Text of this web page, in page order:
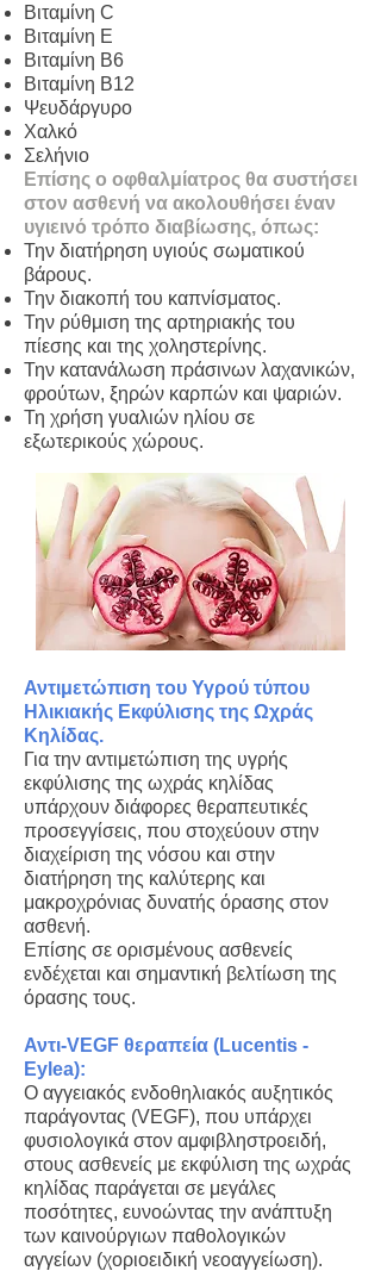
Βιταμίνη C
Βιταμίνη Ε
Βιταμίνη Β6
Βιταμίνη Β12
Ψευδάργυρο
Χαλκό
Σελήνιο
Επίσης ο οφθαλμίατρος θα συστήσει
στον ασθενή να ακολουθήσει έναν
υγιεινό τρόπο διαβίωσης, όπως:
Την διατήρηση υγιούς σωματικού
βάρους.
Την διακοπή του καπνίσματος.
Την ρύθμιση της αρτηριακής του
πίεσης και της χοληστερίνης.
Την κατανάλωση πράσινων λαχανικών,
φρούτων, ξηρών καρπών και ψαριών.
Τη χρήση γυαλιών ηλίου σε
εξωτερικούς χώρους.
Αντιμετώπιση του Υγρού τύπου
Ηλικιακής Εκφύλισης της Ωχράς
Κηλίδας.
Για την αντιμετώπιση της υγρής
εκφύλισης της ωχράς κηλίδας
υπάρχουν διάφορες θεραπευτικές
προσεγγίσεις, που στοχεύουν στην
διαχείριση της νόσου και στην
διατήρηση της καλύτερης και
μακροχρόνιας δυνατής όρασης στον
ασθενή.
Επίσης σε ορισμένους ασθενείς
ενδέχεται και σημαντική βελτίωση της
όρασης τους.
Αντι-VEGF θεραπεία (Lucentis -
Eylea):
Ο αγγειακός ενδοθηλιακός αυξητικός
παράγοντας (VEGF), που υπάρχει
φυσιολογικά στον αμφιβληστροειδή,
στους ασθενείς με εκφύλιση της ωχράς
κηλίδας παράγεται σε μεγάλες
ποσότητες, ευνοώντας την ανάπτυξη
των καινούργιων παθολογικών
αγγείων (χοριοειδική νεοαγγείωση).